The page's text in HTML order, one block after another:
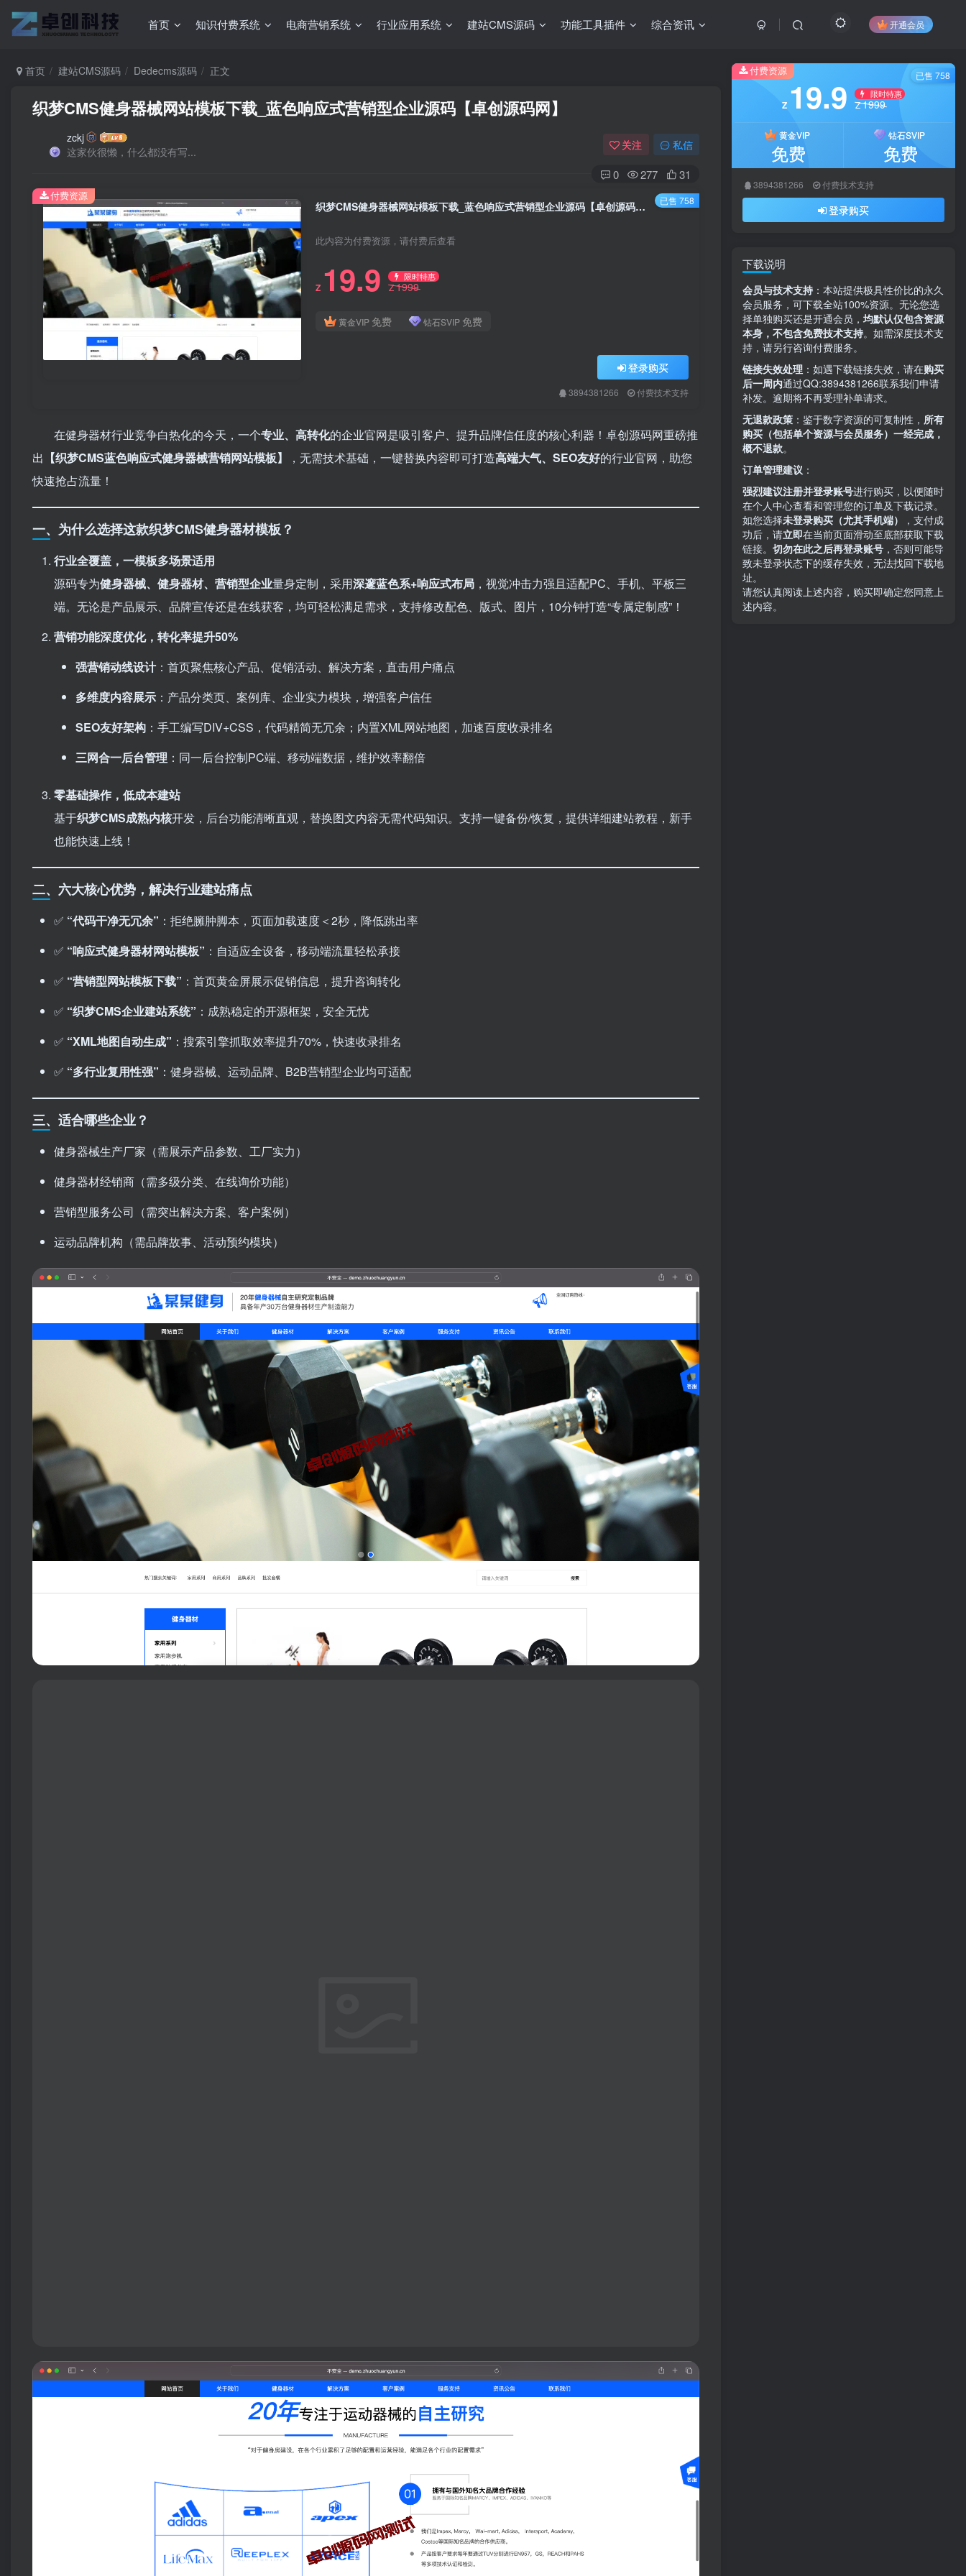
首页 知识付费系统 电商营销系统 行业应用系统 建站CMS源码 功能工具插件 综合资讯 开通会员
首页 建站CMS源码 Dedecms源码 正文
织梦CMS健身器械网站模板下载_蓝色响应式营销型企业源码【卓创源码网】​
zckj
这家伙很懒，什么都没有写...
关注 私信
0 277 31
织梦CMS健身器械网站模板下载_蓝色响应式营销型企业源码【卓创源码网】​
此内容为付费资源，请付费后查看
Z 19.9 限时特惠
Z1999
黄金VIP 免费 钻石SVIP 免费
登录购买
3894381266 付费技术支持
付费资源 已售 758
在健身器材行业竞争白热化的今天，一个专业、高转化的企业官网是吸引客户、提升品牌信任度的核心利器！卓创源码网重磅推
出 ​【织梦CMS蓝色响应式健身器械营销网站模板】​ ，无需技术基础，一键替换内容即可打造高端大气、SEO友好的行业官网，助您
快速抢占流量！
一、为什么选择这款织梦CMS健身器材模板？
行业全覆盖，一模板多场景适用
源码专为健身器械、健身器材、营销型企业量身定制，采用深邃蓝色系+响应式布局 ，视觉冲击力强且适配PC、手机、平板三
端。无论是产品展示、品牌宣传还是在线获客，均可轻松满足需求，支持修改配色、版式、图片，10分钟打造“专属定制感”！
营销功能深度优化，转化率提升50%
强营销动线设计：首页聚焦核心产品、促销活动、解决方案，直击用户痛点
多维度内容展示 ：产品分类页、案例库、企业实力模块，增强客户信任
SEO友好架构 ：手工编写DIV+CSS，代码精简无冗余；内置XML网站地图，加速百度收录排名
三网合一后台管理 ：同一后台控制PC端、移动端数据，维护效率翻倍
零基础操作，低成本建站
基于织梦CMS成熟内核开发，后台功能清晰直观，替换图文内容无需代码知识。支持一键备份/恢复，提供详细建站教程，新手
也能快速上线！
二、六大核心优势，解决行业建站痛点
✅ ​ ​“代码干净无冗余”​ ：拒绝臃肿脚本，页面加载速度＜2秒，降低跳出率
✅ ​ ​“响应式健身器材网站模板”​ ：自适应全设备，移动端流量轻松承接
✅ ​ ​“营销型网站模板下载”​ ：首页黄金屏展示促销信息，提升咨询转化
✅ ​ ​“织梦CMS企业建站系统”​ ：成熟稳定的开源框架，安全无忧
✅ ​ ​“XML地图自动生成”​ ：搜索引擎抓取效率提升70%，快速收录排名
✅ ​ ​“多行业复用性强”​ ：健身器械、运动品牌、B2B营销型企业均可适配
三、适合哪些企业？
健身器械生产厂家（需展示产品参数、工厂实力）
健身器材经销商（需多级分类、在线询价功能）
营销型服务公司（需突出解决方案、客户案例）
运动品牌机构（需品牌故事、活动预约模块）
付费资源
Z 19.9 限时特惠
Z1999
黄金VIP
免费
钻石SVIP
免费
3894381266 付费技术支持
登录购买
已售 758
下载说明
会员与技术支持 ：本站提供极具性价比的永久
会员服务，可下载全站100%资源。无论您选
择单独购买还是开通会员， 均默认仅包含资源
本身，不包含免费技术支持。如需深度技术支
持，请另行咨询付费服务。
链接失效处理 ：如遇下载链接失效，请在购买
后一周内通过QQ:3894381266联系我们申请
补发。逾期将不再受理补单请求。
无退款政策 ：鉴于数字资源的可复制性， 所有
购买（包括单个资源与会员服务）一经完成，
概不退款。
订单管理建议 ：
强烈建议注册并登录账号进行购买，以便随时
在个人中心查看和管理您的订单及下载记录。
如您选择未登录购买（尤其手机端）
，支付成
功后，请立即在当前页面滑动至底部获取下载
链接。 切勿在此之后再登录账号 ，否则可能导
致未登录状态下的缓存失效，无法找回下载地
址。
请您认真阅读上述内容，购买即确定您同意上
述内容。